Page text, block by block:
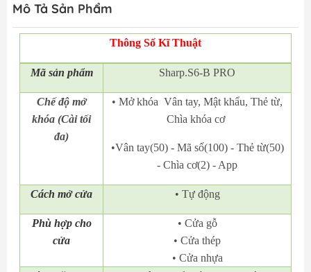
Mô Tả Sản Phẩm
Thông Số Kĩ Thuật
Mã sản phẩm Sharp.S6-B PRO
Chế độ mở
khóa (Cài tối
đa)
• Mở khóa Vân tay, Mật khẩu, Thẻ từ,
Chìa khóa cơ
•Vân tay(50) - Mã số(100) - Thẻ từ(50)
- Chìa cơ(2) - App
Cách mở cửa • Tự động
Phù hợp cho
cửa
• Cửa gỗ
• Cửa thép
• Cửa nhựa